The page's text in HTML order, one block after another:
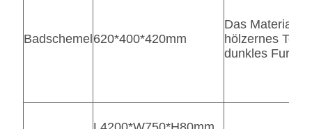
Badschemel 620*400*420mm
Das Material
hölzernes
dunkles